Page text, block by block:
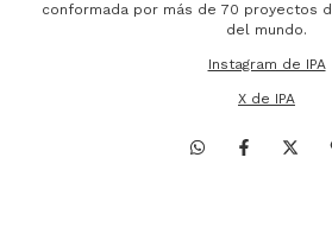
conformada por más de 70 proyectos
del mundo.
Instagram de IPA
X de IPA